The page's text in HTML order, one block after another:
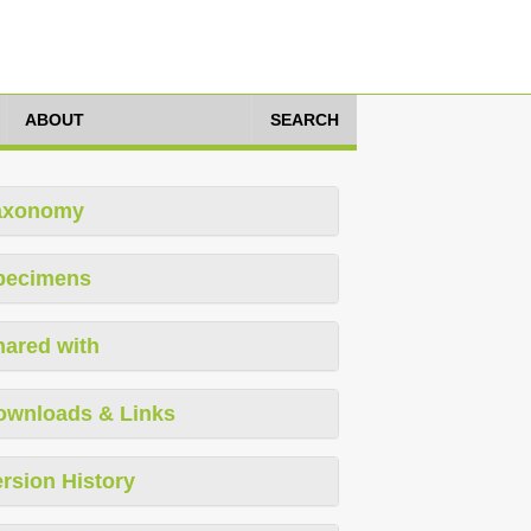
ABOUT SEARCH
with
& Links
History